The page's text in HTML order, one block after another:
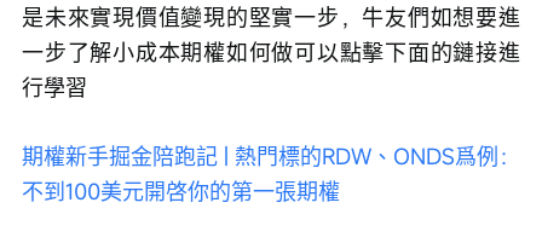
是未來實現價值變現的堅實一步，牛友們如想要進
一步了解小成本期權如何做可以點擊下面的鏈接進
行學習
期權新手掘金陪跑記 | 熱門標的RDW、ONDS爲例：
不到100美元開啓你的第一張期權